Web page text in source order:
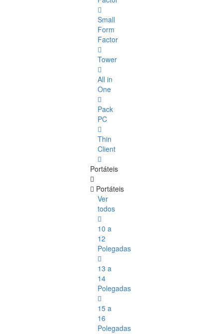
Small
Form
Factor
Tower
All in
One
Pack
PC
Thin
Client
Portáteis
Portáteis
Ver
todos
10 a
12
Polegadas
13 a
14
Polegadas
15 a
16
Polegadas